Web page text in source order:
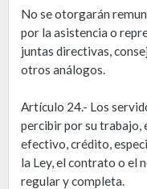
No se otorgarán
por la asistencia o
juntas directivas,
otros análogos.
Artículo 24.- Los
percibir por su trabajo,
efectivo, crédito,
la Ley, el contrato o el
regular y completa.